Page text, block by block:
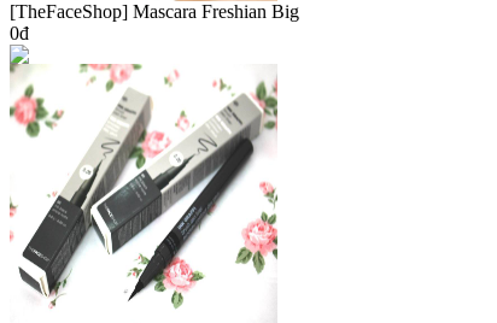
[TheFaceShop] Mascara Freshian Big
0đ